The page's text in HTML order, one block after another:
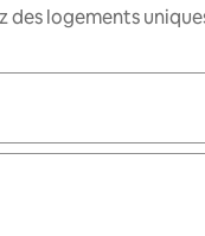
des logements
s'affichent, utilisez les